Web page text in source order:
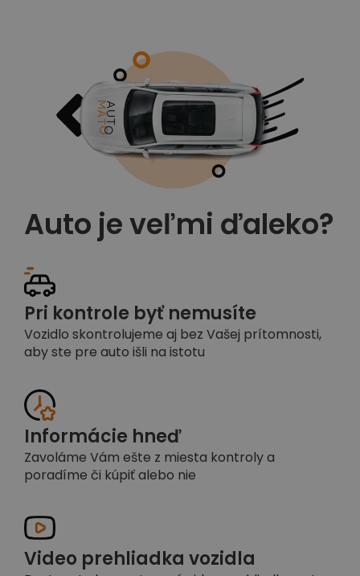
Auto je veľmi ďaleko?
Pri kontrole byť nemusíte
Vozidlo skontrolujeme aj bez Vašej prítomnosti,
aby ste pre auto išli na istotu
Informácie hneď
Zavoláme Vám ešte z miesta kontroly a
poradíme či kúpiť alebo nie
Video prehliadka vozidla